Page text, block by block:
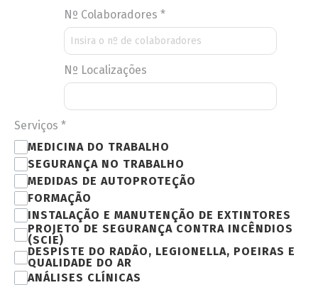
Nº Colaboradores *
Nº Localizações
Serviços *
MEDICINA DO TRABALHO
SEGURANÇA NO TRABALHO
MEDIDAS DE AUTOPROTEÇÃO
FORMAÇÃO
INSTALAÇÃO E MANUTENÇÃO DE EXTINTORES
PROJETO DE SEGURANÇA CONTRA INCÊNDIOS
(SCIE)
DESPISTE DO RADÃO, LEGIONELLA, POEIRAS E
QUALIDADE DO AR
ANÁLISES CLÍNICAS